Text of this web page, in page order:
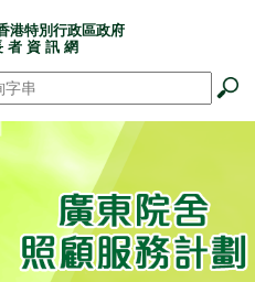
港特別行政區政府
者 資 訊 網